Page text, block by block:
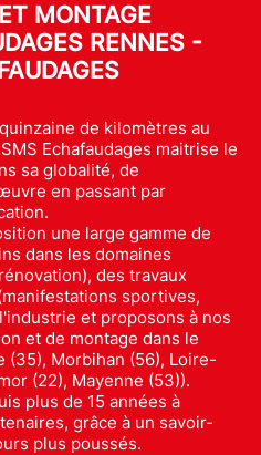
MONTAGE
RENNES -
de kilomètres au
Echafaudages maitrise le
sa globalité, de
en passant par
une large gamme de
dans les domaines
des travaux
sportives,
et proposons à nos
et de montage dans le
(35), Morbihan (56), Loire-
(22), Mayenne (53)).
plus de 15 années à
grâce à un savoir-
plus poussés.